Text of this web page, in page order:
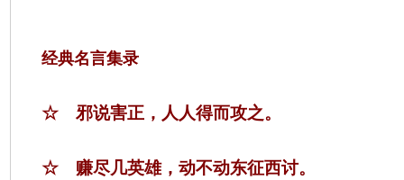
经典名言集录
☆ 邪说害正，人人得而攻之。
☆ 赚尽几英雄，动不动东征西讨。